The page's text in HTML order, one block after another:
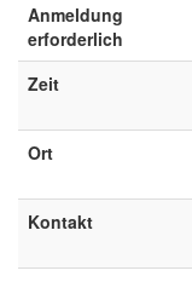
Anmeldung
erforderlich
Zeit
Ort
Kontakt